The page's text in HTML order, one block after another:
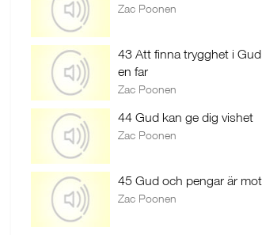
Zac Poonen
43 Att finna trygghet i
en far
Zac Poonen
44 Gud kan ge dig vishet
Zac Poonen
45 Gud och pengar är
Zac Poonen